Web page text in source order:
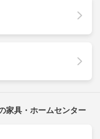
家具・ホームセンター